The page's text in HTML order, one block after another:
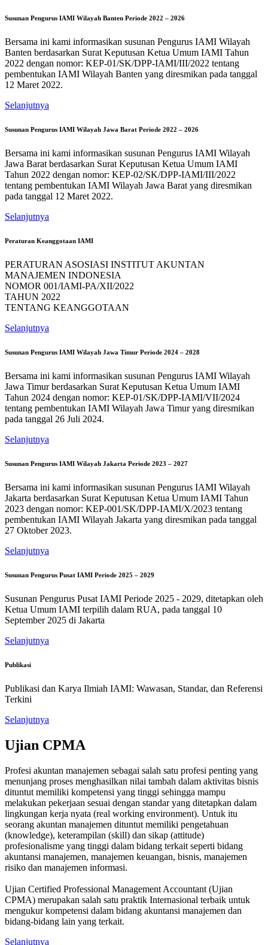
Susunan Pengurus IAMI Wilayah Banten Periode 2022 – 2026
Bersama ini kami informasikan susunan Pengurus IAMI Wilayah
Banten berdasarkan Surat Keputusan Ketua Umum IAMI Tahun
2022 dengan nomor: KEP-01/SK/DPP-IAMI/III/2022 tentang
pembentukan IAMI Wilayah Banten yang diresmikan pada tanggal
12 Maret 2022.
Selanjutnya
Susunan Pengurus IAMI Wilayah Jawa Barat Periode 2022 – 2026
Bersama ini kami informasikan susunan Pengurus IAMI Wilayah
Jawa Barat berdasarkan Surat Keputusan Ketua Umum IAMI
Tahun 2022 dengan nomor: KEP-02/SK/DPP-IAMI/III/2022
tentang pembentukan IAMI Wilayah Jawa Barat yang diresmikan
pada tanggal 12 Maret 2022.
Selanjutnya
Peraturan Keanggotaan IAMI
PERATURAN ASOSIASI INSTITUT AKUNTAN
MANAJEMEN INDONESIA
NOMOR 001/IAMI-PA/XII/2022
TAHUN 2022
TENTANG KEANGGOTAAN
Selanjutnya
Susunan Pengurus IAMI Wilayah Jawa Timur Periode 2024 – 2028
Bersama ini kami informasikan susunan Pengurus IAMI Wilayah
Jawa Timur berdasarkan Surat Keputusan Ketua Umum IAMI
Tahun 2024 dengan nomor: KEP-01/SK/DPP-IAMI/VII/2024
tentang pembentukan IAMI Wilayah Jawa Timur yang diresmikan
pada tanggal 26 Juli 2024.
Selanjutnya
Susunan Pengurus IAMI Wilayah Jakarta Periode 2023 – 2027
Bersama ini kami informasikan susunan Pengurus IAMI Wilayah
Jakarta berdasarkan Surat Keputusan Ketua Umum IAMI Tahun
2023 dengan nomor: KEP-001/SK/DPP-IAMI/X/2023 tentang
pembentukan IAMI Wilayah Jakarta yang diresmikan pada tanggal
27 Oktober 2023.
Selanjutnya
Susunan Pengurus Pusat IAMI Periode 2025 – 2029
Susunan Pengurus Pusat IAMI Periode 2025 - 2029, ditetapkan oleh
Ketua Umum IAMI terpilih dalam RUA, pada tanggal 10
September 2025 di Jakarta
Selanjutnya
Publikasi
Publikasi dan Karya Ilmiah IAMI: Wawasan, Standar, dan Referensi
Terkini
Selanjutnya
Ujian CPMA
Profesi akuntan manajemen sebagai salah satu profesi penting yang
menunjang proses menghasilkan nilai tambah dalam aktivitas bisnis
dituntut memiliki kompetensi yang tinggi sehingga mampu
melakukan pekerjaan sesuai dengan standar yang ditetapkan dalam
lingkungan kerja nyata (real working environment). Untuk itu
seorang akuntan manajemen dituntut memiliki pengetahuan
(knowledge), keterampilan (skill) dan sikap (attitude)
profesionalisme yang tinggi dalam bidang terkait seperti bidang
akuntansi manajemen, manajemen keuangan, bisnis, manajemen
risiko dan manajemen informasi.
Ujian Certified Professional Management Accountant (Ujian
CPMA) merupakan salah satu praktik Internasional terbaik untuk
mengukur kompetensi dalam bidang akuntansi manajemen dan
bidang-bidang lain yang terkait.
Selanjutnya